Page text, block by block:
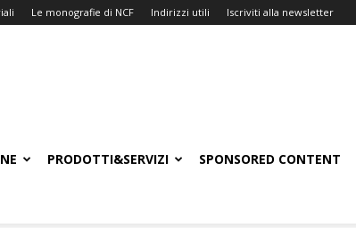
Le monografie di NCF Indirizzi utili Iscriviti alla newsletter
PRODOTTI&SERVIZI SPONSORED CONTENT